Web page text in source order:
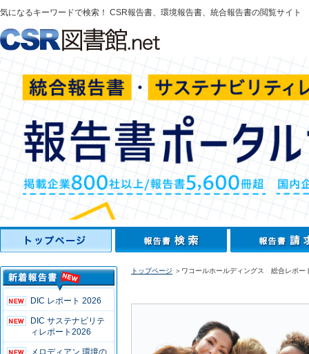
気になるキーワードで検索！ CSR報告書、環境報告書、統合報告書の閲覧サイト
DIC レポート 2026
DIC サステナビリテ
ィレポート2026
メロディアン 環境の
トップページ ＞ワコールホールディングス 総合レポー